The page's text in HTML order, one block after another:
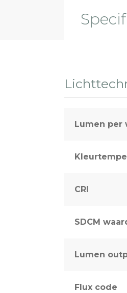
Lumen per
CRI
SDCM
Lumen
Flux code